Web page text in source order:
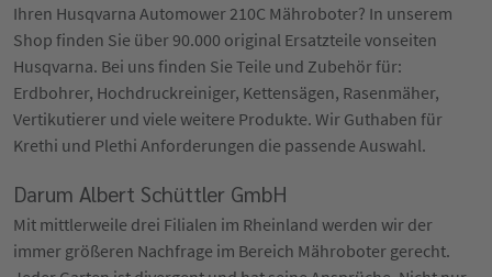
Ihren Husqvarna Automower 210C Mähroboter? In unserem
Shop finden Sie über 90.000 original Ersatzteile vonseiten
Husqvarna. Bei uns finden Sie Teile und Zubehör für:
Erdbohrer, Hochdruckreiniger, Kettensägen, Rasenmäher,
Vertikutierer und viele weitere Produkte. Wir Guthaben für
Krethi und Plethi Anforderungen die passende Auswahl.
Darum Albert Schüttler GmbH
Mit mittlerweile drei Filialen im Rheinland werden wir der
immer größeren Nachfrage im Bereich Mähroboter gerecht.